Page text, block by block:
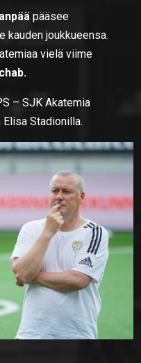
pääsee
kauden joukkueensa.
vielä viime
– SJK Akatemia
Elisa Stadionilla.